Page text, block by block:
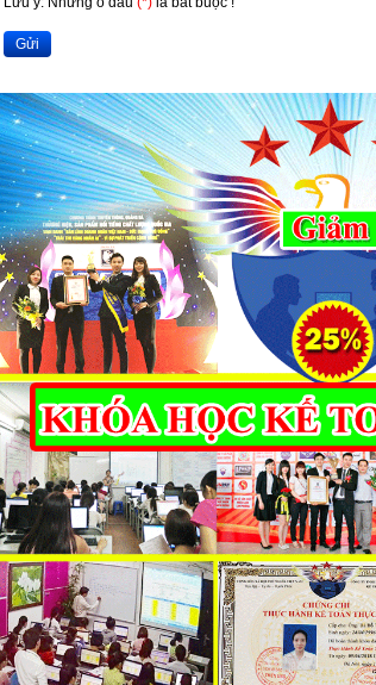
Gửi
Họ và tên*
Nội dung bình luận*
Mã capcha*
Lưu ý: Những ô dấu(*)là bắt buộc !
Gửi